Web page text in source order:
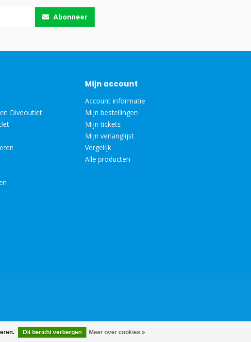
Dit bericht verbergen Meer over cookies »
Abonneer
Diveoutlet
Mijn account
Account informatie
Mijn bestellingen
Mijn tickets
Mijn verlanglijst
Vergelijk
Alle producten